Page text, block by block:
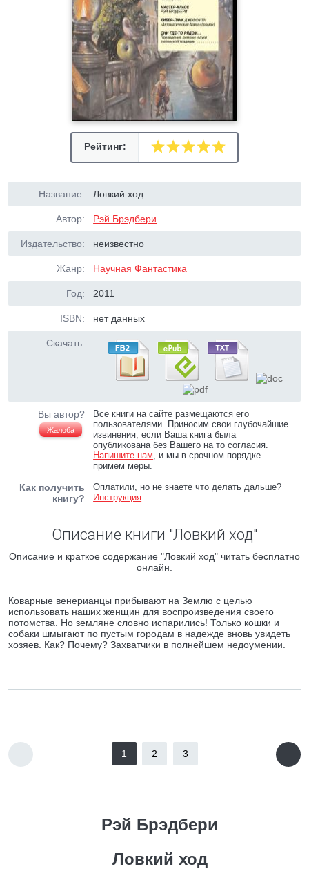
Рейтинг:
Название: Ловкий ход
Автор: Рэй Брэдбери
Издательство: неизвестно
Жанр: Научная Фантастика
Год: 2011
ISBN: нет данных
Скачать:
Вы автор?
Жалоба
Все книги на сайте размещаются его
пользователями. Приносим свои глубочайшие
извинения, если Ваша книга была
опубликована без Вашего на то согласия.
Напишите нам, и мы в срочном порядке
примем меры.
Как получить
книгу?
Оплатили, но не знаете что делать дальше?
Инструкция.
Описание книги "Ловкий ход"
Описание и краткое содержание "Ловкий ход" читать бесплатно
онлайн.
Коварные венерианцы прибывают на Землю с целью
использовать наших женщин для воспроизведения своего
потомства. Но земляне словно испарились! Только кошки и
собаки шмыгают по пустым городам в надежде вновь увидеть
хозяев. Как? Почему? Захватчики в полнейшем недоумении.
1 2 3
Рэй Брэдбери
Ловкий ход